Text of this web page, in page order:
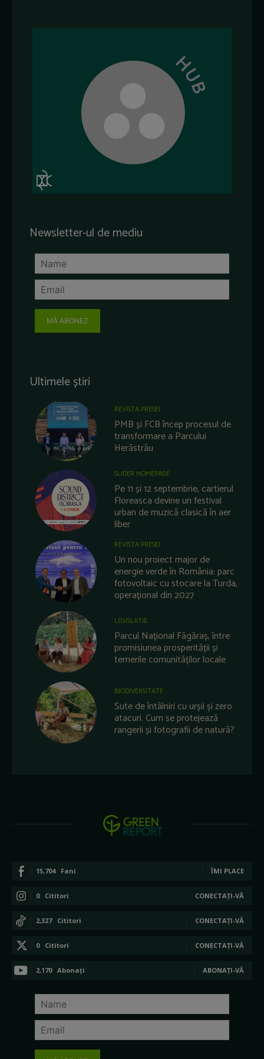
Newsletter-ul de mediu
MĂ ABONEZ
Ultimele știri
REVISTA PRESEI
PMB și FCB încep procesul de
transformare a Parcului
Herăstrău
SLIDER HOMEPAGE
Pe 11 și 12 septembrie, cartierul
Floreasca devine un festival
urban de muzică clasică în aer
liber
REVISTA PRESEI
Un nou proiect major de
energie verde în România: parc
fotovoltaic cu stocare la Turda,
operațional din 2027
LEGISLATIE
Parcul Național Făgăraș, între
promisiunea prosperității și
temerile comunităților locale
BIODIVERSITATE
Sute de întâlniri cu urșii și zero
atacuri. Cum se protejează
rangerii și fotografii de natură?
15,704 Fani ÎMI PLACE
0 Cititori CONECTAȚI-VĂ
2,327 Cititori CONECTAȚI-VĂ
0 Cititori CONECTAȚI-VĂ
2,170 Abonați ABONAȚI-VĂ